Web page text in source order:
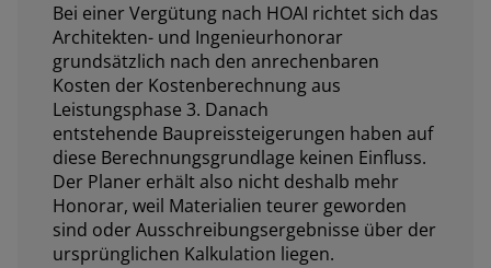
Bei einer Vergütung nach HOAI richtet sich das
Architekten- und Ingenieurhonorar
grundsätzlich nach den anrechenbaren
Kosten der Kostenberechnung aus
Leistungsphase 3. Danach
entstehende Baupreissteigerungen haben auf
diese Berechnungsgrundlage keinen Einfluss.
Der Planer erhält also nicht deshalb mehr
Honorar, weil Materialien teurer geworden
sind oder Ausschreibungsergebnisse über der
ursprünglichen Kalkulation liegen.